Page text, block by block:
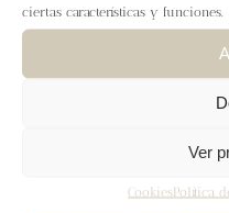
ciertas características y funciones.
Ver
CookiesPolítica